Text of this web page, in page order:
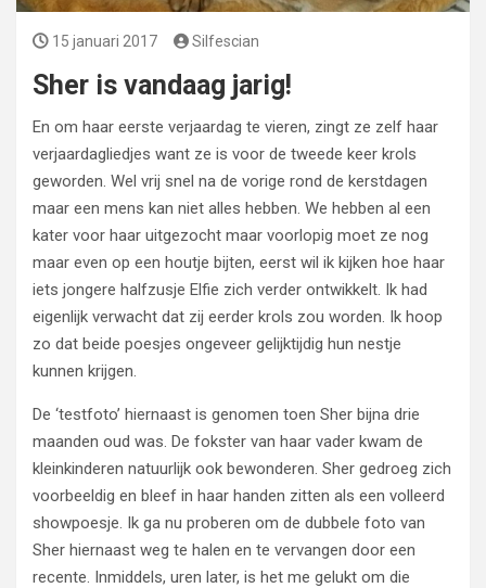
15 januari 2017 Silfescian
Sher is vandaag jarig!
En om haar eerste verjaardag te vieren, zingt ze zelf haar
verjaardagliedjes want ze is voor de tweede keer krols
geworden. Wel vrij snel na de vorige rond de kerstdagen
maar een mens kan niet alles hebben. We hebben al een
kater voor haar uitgezocht maar voorlopig moet ze nog
maar even op een houtje bijten, eerst wil ik kijken hoe haar
iets jongere halfzusje Elfie zich verder ontwikkelt. Ik had
eigenlijk verwacht dat zij eerder krols zou worden. Ik hoop
zo dat beide poesjes ongeveer gelijktijdig hun nestje
kunnen krijgen.
De ‘testfoto’ hiernaast is genomen toen Sher bijna drie
maanden oud was. De fokster van haar vader kwam de
kleinkinderen natuurlijk ook bewonderen. Sher gedroeg zich
voorbeeldig en bleef in haar handen zitten als een volleerd
showpoesje. Ik ga nu proberen om de dubbele foto van
Sher hiernaast weg te halen en te vervangen door een
recente. Inmiddels, uren later, is het me gelukt om die